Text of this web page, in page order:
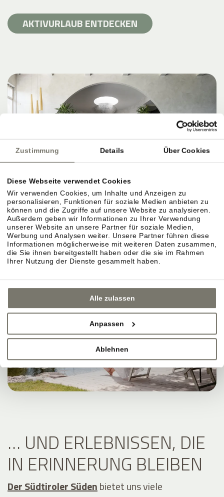
Zustimmung Details Über Cookies
Diese Webseite verwendet Cookies
Wir verwenden Cookies, um Inhalte und Anzeigen zu
personalisieren, Funktionen für soziale Medien anbieten zu
können und die Zugriffe auf unsere Website zu analysieren.
Außerdem geben wir Informationen zu Ihrer Verwendung
unserer Website an unsere Partner für soziale Medien,
Werbung und Analysen weiter. Unsere Partner führen diese
Informationen möglicherweise mit weiteren Daten zusammen,
die Sie ihnen bereitgestellt haben oder die sie im Rahmen
Ihrer Nutzung der Dienste gesammelt haben.
Alle zulassen
Anpassen
Ablehnen
AKTIVURLAUB ENTDECKEN
… UND ERLEBNISSEN, DIE
IN ERINNERUNG BLEIBEN
Der Südtiroler Südenbietet uns viele